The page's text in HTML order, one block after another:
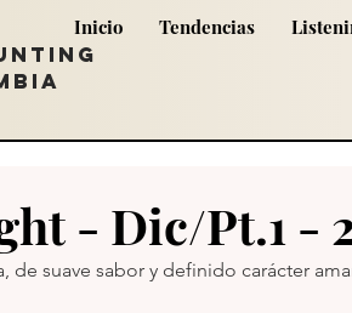
Inicio Tendencias
- Dic/Pt.1 -
de suave sabor y definido carácter